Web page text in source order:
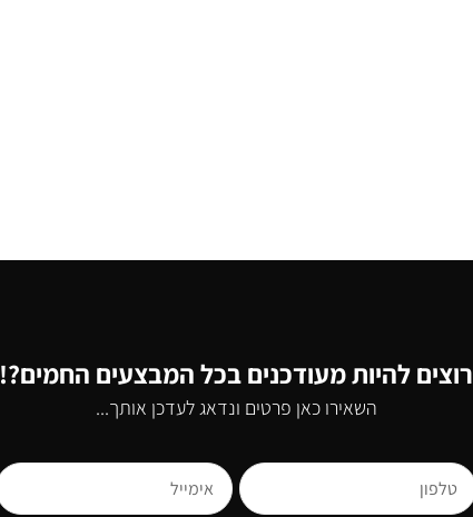
רוצים להיות מעודכנים בכל המבצעים החמים?!
השאירו כאן פרטים ונדאג לעדכן אותך...